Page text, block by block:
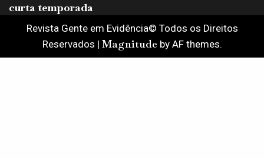
curta temporada
Revista Gente em Evidência© Todos os Direitos
Reservados | Magnitude by AF themes.